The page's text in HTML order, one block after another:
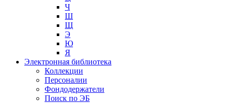
Ч
Ш
Щ
Э
Ю
Я
Электронная библиотека
Коллекции
Персоналии
Фондодержатели
Поиск по ЭБ